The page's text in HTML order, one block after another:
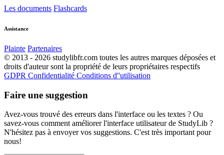
Les documents Flashcards
Assistance
Plainte Partenaires
© 2013 - 2026 studylibfr.com toutes les autres marques déposées et
droits d'auteur sont la propriété de leurs propriétaires respectifs
GDPR Confidentialité Conditions d''utilisation
Faire une suggestion
Avez-vous trouvé des erreurs dans l'interface ou les textes ? Ou
savez-vous comment améliorer l'interface utilisateur de StudyLib ?
N'hésitez pas à envoyer vos suggestions. C'est très important pour
nous!